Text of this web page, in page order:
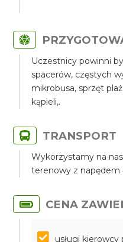
Uczestnicy powinni
spacerów, częstych
mikrobusa, sprzęt
kąpieli,.
TRANSPORT
Wykorzystamy na
terenowy z napędem
CENA
usługi kierowcy